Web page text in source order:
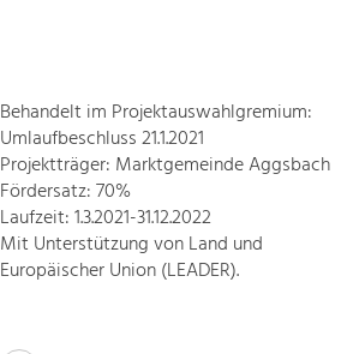
Behandelt im Projektauswahlgremium:
Umlaufbeschluss 21.1.2021
Projektträger: Marktgemeinde Aggsbach
Fördersatz: 70%
Laufzeit: 1.3.2021-31.12.2022
Mit Unterstützung von Land und
Europäischer Union (LEADER).